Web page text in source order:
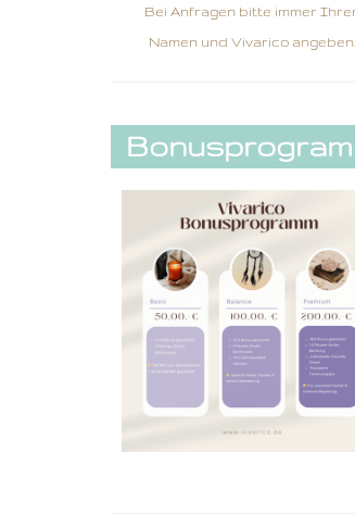
Bei Anfragen bitte immer
Namen und Vivarico angeben.